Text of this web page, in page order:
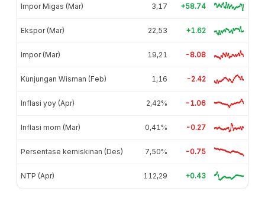
Impor Migas (Mar) 3,17 +58.74
Ekspor (Mar) 22,53 +1.62
Impor (Mar) 19,21 -8.08
Kunjungan Wisman (Feb) 1,16 -2.42
Inflasi yoy (Apr) 2,42% -1.06
Inflasi mom (Mar) 0,41% -0.27
Persentase kemiskinan (Des) 7,50% -0.75
NTP (Apr) 112,29 +0.43